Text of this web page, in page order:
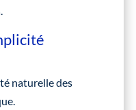
naturelle des